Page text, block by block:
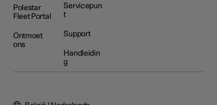
Polestar
Fleet Portal
Ontmoet
ons
Servicepun
t
Support
Handleidin
g